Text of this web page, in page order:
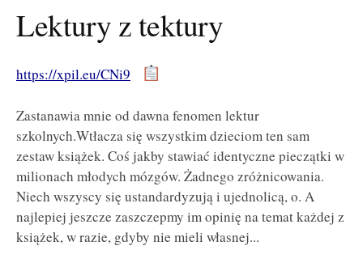
Lektury z tektury
https://xpil.eu/CNi9
Zastanawia mnie od dawna fenomen lektur
szkolnych.Wtłacza się wszystkim dzieciom ten sam
zestaw książek. Coś jakby stawiać identyczne pieczątki w
milionach młodych mózgów. Żadnego zróżnicowania.
Niech wszyscy się ustandardyzują i ujednolicą, o. A
najlepiej jeszcze zaszczepmy im opinię na temat każdej z
książek, w razie, gdyby nie mieli własnej...